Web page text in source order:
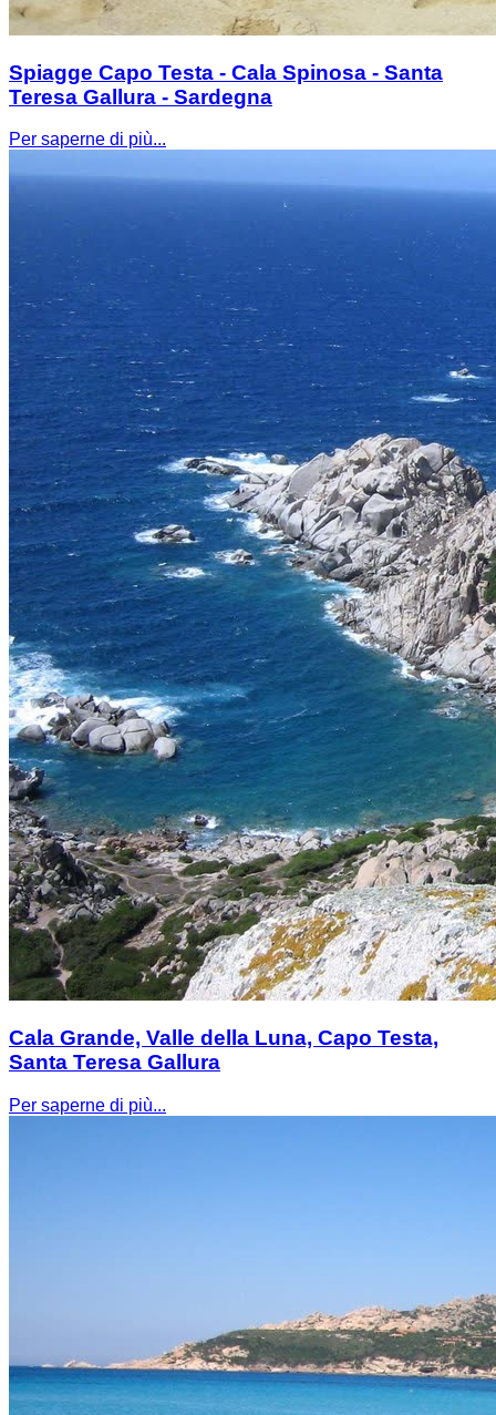
Spiagge Capo Testa - Cala Spinosa - Santa
Teresa Gallura - Sardegna
Per saperne di più...
Cala Grande, Valle della Luna, Capo Testa,
Santa Teresa Gallura
Per saperne di più...